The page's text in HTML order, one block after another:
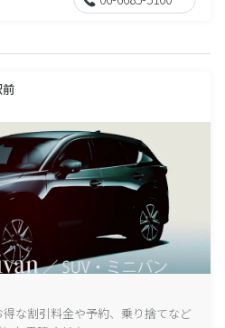
前
な割引料金や予約、乗り捨てなど